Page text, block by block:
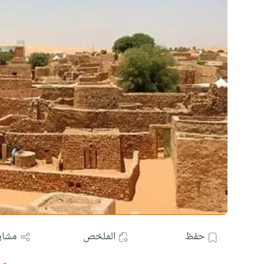
حفظ الملخص